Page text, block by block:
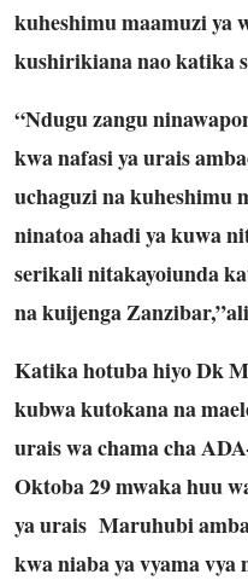
kuheshimu maamuzi ya
kushirikiana nao katika
“Ndugu zangu
kwa nafasi ya urais
uchaguzi na kuheshimu
ninatoa ahadi ya kuwa
serikali nitakayoiunda
na kuijenga
Katika hotuba hiyo Dk
kubwa kutokana na
urais wa chama cha
Oktoba 29 mwaka huu
ya urais Maruhubi
kwa niaba ya vyama vya